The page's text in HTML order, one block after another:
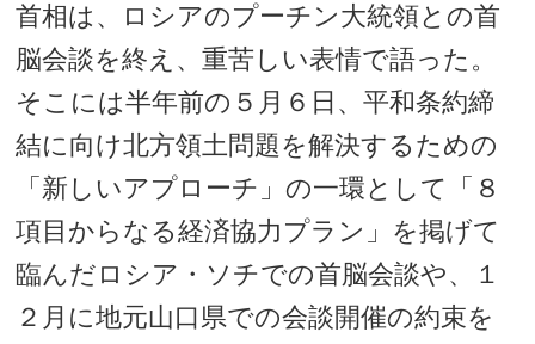
首相は、ロシアのプーチン大統領との首
脳会談を終え、重苦しい表情で語った。
そこには半年前の５月６日、平和条約締
結に向け北方領土問題を解決するための
「新しいアプローチ」の一環として「８
項目からなる経済協力プラン」を掲げて
臨んだロシア・ソチでの首脳会談や、１
２月に地元山口県での会談開催の約束を